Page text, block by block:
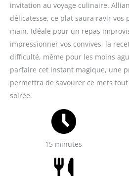
invitation au voyage culinaire.
délicatesse, ce plat saura ravir vos
main. Idéale pour un repas
impressionner vos convives, la
difficulté, même pour les moins
parfaire cet instant magique, une
permettra de savourer ce mets
soirée.
15 minutes